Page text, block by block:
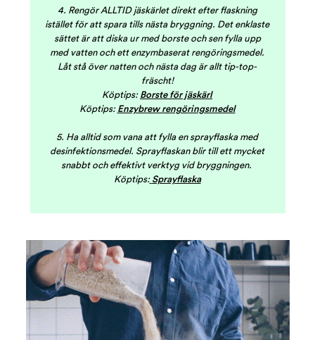
4. Rengör ALLTID jäskärlet direkt efter flaskning
istället för att spara tills nästa bryggning. Det enklaste
sättet är att diska ur med borste och sen fylla upp
med vatten och ett enzymbaserat rengöringsmedel.
Låt stå över natten och nästa dag är allt tip-top-
fräscht!
Köptips:Borste för jäskärl
Köptips:Enzybrew rengöringsmedel
5. Ha alltid som vana att fylla en sprayflaska med
desinfektionsmedel. Sprayflaskan blir till ett mycket
snabbt och effektivt verktyg vid bryggningen.
Köptips: Sprayflaska